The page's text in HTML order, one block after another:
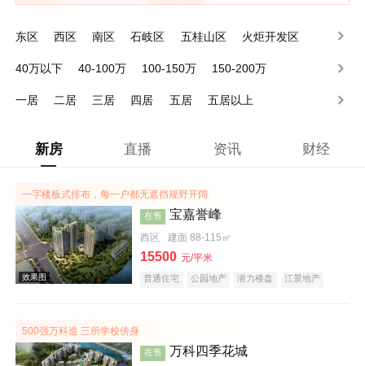
东区 西区 南区 石岐区 五桂山区
火炬开发区
40万以下
40-100万 100-150万
150-200万
一居
二居 三居 四居 五居 五居以上
新房 直播 资讯 财经
一字楼板式排布，每一户都无遮挡规野开阔
在售 宝嘉誉峰
西区 建面 88-115㎡
15500 元/平米
普通住宅 公园地产 潜力楼盘
江景地产
500强万科造 三所学校傍身
在售 万科四季花城